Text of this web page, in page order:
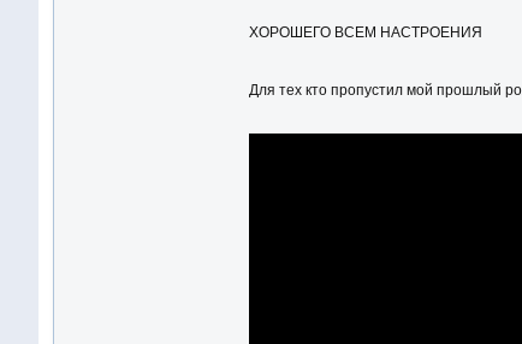
ХОРОШЕГО ВСЕМ НАСТРОЕНИЯ
Для тех кто пропустил мой прошлый